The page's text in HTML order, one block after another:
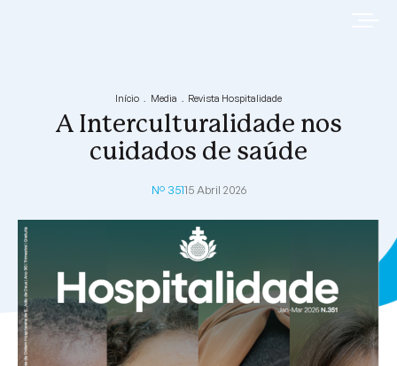
Início Media Revista Hospitalidade
A Interculturalidade nos
cuidados de saúde
Nº 35115 Abril 2026